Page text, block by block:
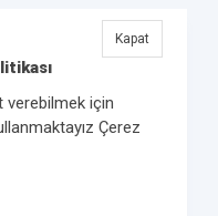
verebilmek için
Çerez
Kapat